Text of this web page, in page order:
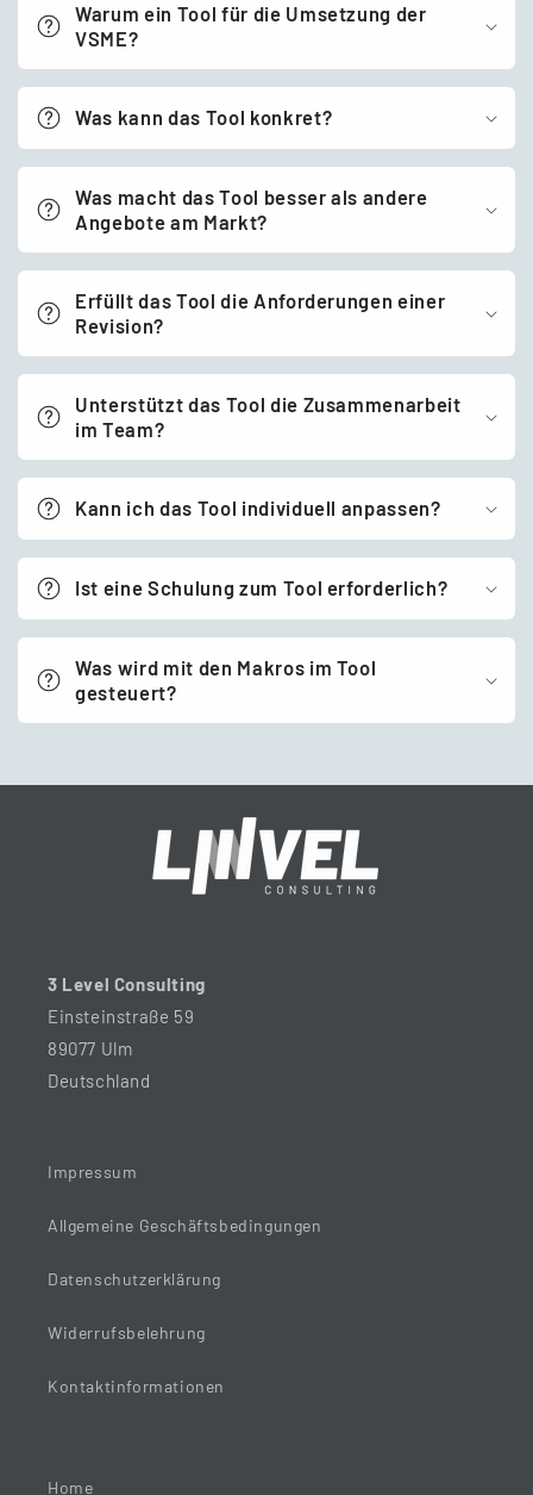
Warum ein Tool für die Umsetzung der
VSME?
Was kann das Tool konkret?
Was macht das Tool besser als andere
Angebote am Markt?
Erfüllt das Tool die Anforderungen einer
Revision?
Unterstützt das Tool die Zusammenarbeit
im Team?
Kann ich das Tool individuell anpassen?
Ist eine Schulung zum Tool erforderlich?
Was wird mit den Makros im Tool
gesteuert?
3 Level Consulting
Einsteinstraße 59
89077 Ulm
Deutschland
Impressum
Allgemeine Geschäftsbedingungen
Datenschutzerklärung
Widerrufsbelehrung
Kontaktinformationen
Home